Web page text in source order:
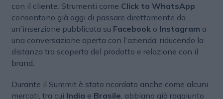
con il cliente. Strumenti come Click to WhatsApp
consentono già oggi di passare direttamente da
un'inserzione pubblicata su Facebook o Instagram a
una conversazione aperta con l'azienda, riducendo la
distanza tra scoperta del prodotto e relazione con il
brand.
Durante il Summit è stato ricordato anche come alcuni
mercati, tra cui India e Brasile , abbiano già raggiunto